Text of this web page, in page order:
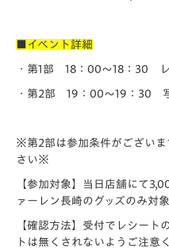
■イベント詳細
・第1部 18：00～18：30
・第2部 19：00～19：30
※第2部は参加条件がござい
さい※
【参加対象】当日店舗にて
ァーレン長崎のグッズのみ対
【確認方法】受付でレシー
トは無くされないようご注意